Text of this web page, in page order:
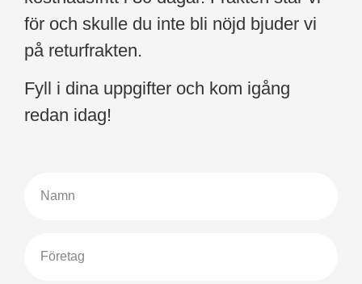
för och skulle du inte bli nöjd bjuder vi
på returfrakten.
Fyll i dina uppgifter och kom igång
redan idag!